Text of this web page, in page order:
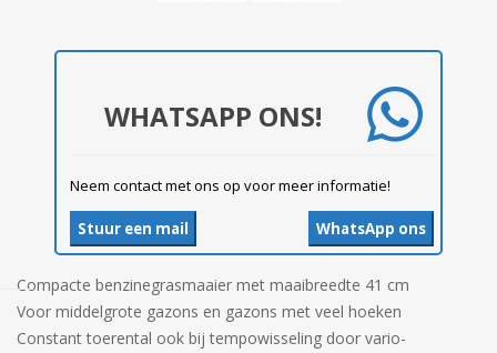
WHATSAPP ONS!
Neem contact met ons op voor meer informatie!
WhatsApp ons
Stuur een mail
Compacte benzinegrasmaaier met maaibreedte 41 cm
Voor middelgrote gazons en gazons met veel hoeken
Constant toerental ook bij tempowisseling door vario-